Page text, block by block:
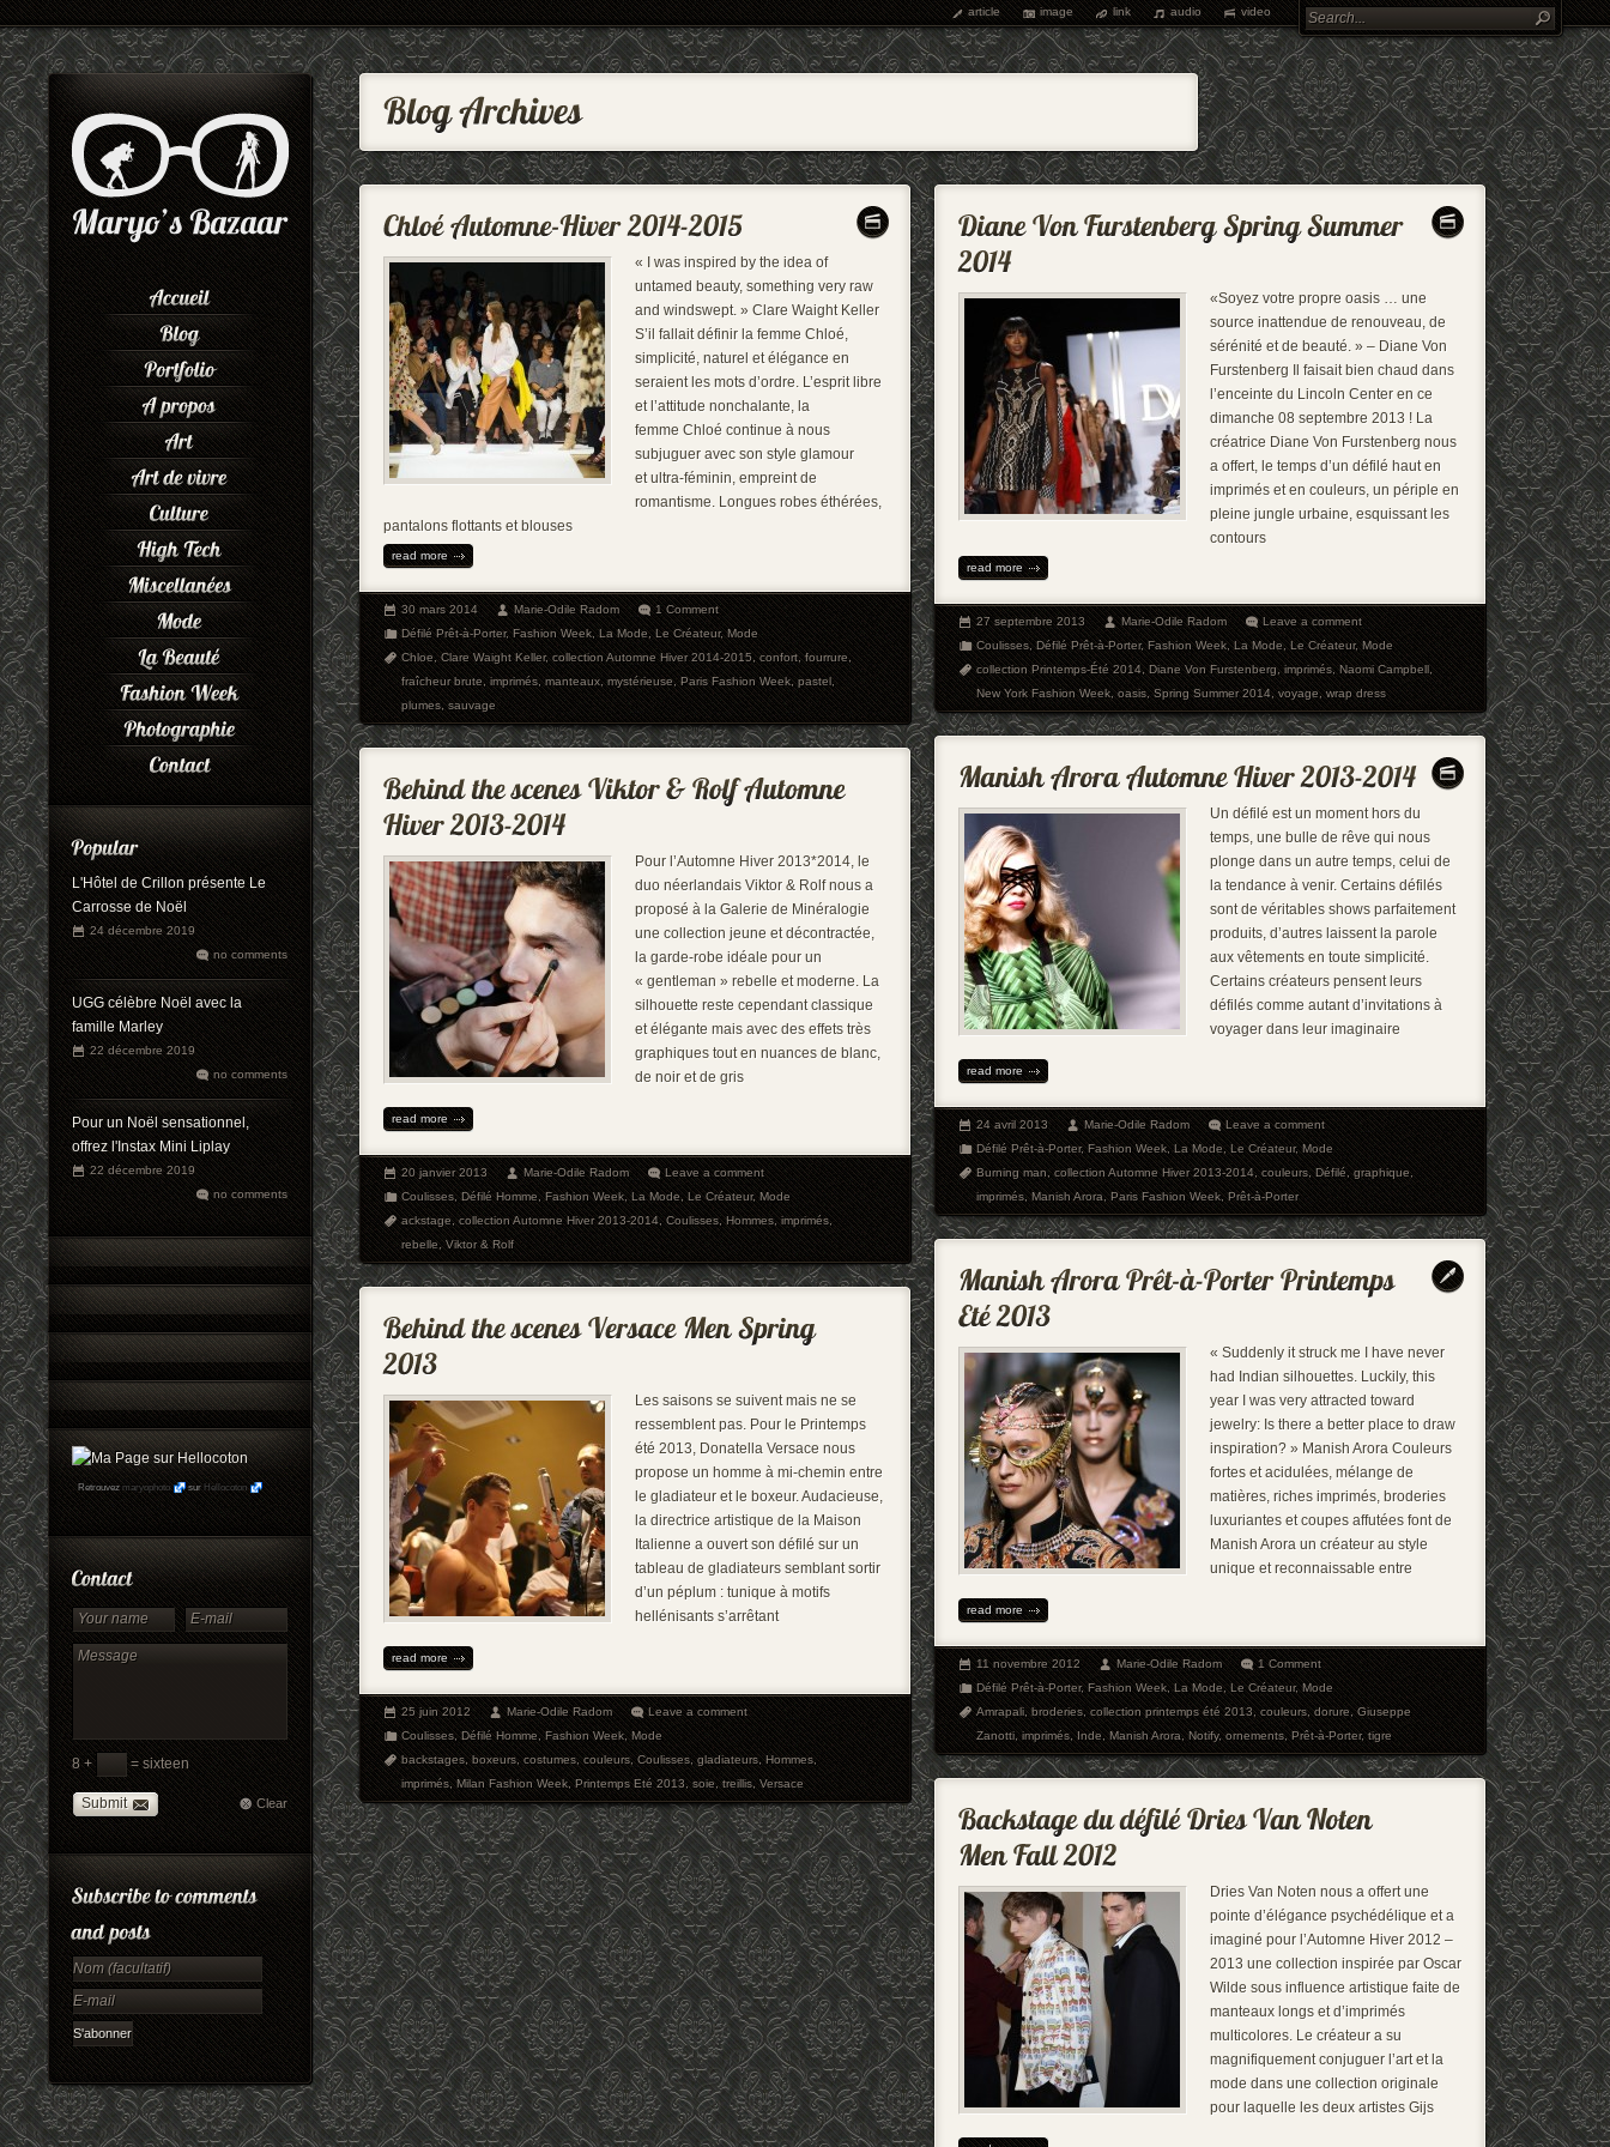
article image link audio video
L'Hôtel de Crillon présente Le
Carrosse de Noël
24 décembre 2019
no comments
UGG célèbre Noël avec la
famille Marley
22 décembre 2019
no comments
Pour un Noël sensationnel,
offrez l'Instax Mini Liplay
22 décembre 2019
no comments
Retrouvez maryophoto sur Hellocoton
8 + = sixteen
Submit Clear
« I was inspired by the idea of
untamed beauty, something very raw
and windswept. » Clare Waight Keller
S’il fallait définir la femme Chloé,
simplicité, naturel et élégance en
seraient les mots d’ordre. L’esprit libre
et l’attitude nonchalante, la
femme Chloé continue à nous
subjuguer avec son style glamour
et ultra-féminin, empreint de
romantisme. Longues robes éthérées,
pantalons flottants et blouses
read more
30 mars 2014 Marie-Odile Radom
1 Comment
Défilé Prêt-à-Porter,Fashion Week,La Mode,Le Créateur,Mode
Chloe,Clare Waight Keller,collection Automne Hiver 2014-2015,confort,fourrure,
fraîcheur brute,imprimés,manteaux,mystérieuse,Paris Fashion Week,pastel,
plumes,sauvage
«Soyez votre propre oasis … une
source inattendue de renouveau, de
sérénité et de beauté. » – Diane Von
Furstenberg Il faisait bien chaud dans
l’enceinte du Lincoln Center en ce
dimanche 08 septembre 2013 ! La
créatrice Diane Von Furstenberg nous
a offert, le temps d’un défilé haut en
imprimés et en couleurs, un périple en
pleine jungle urbaine, esquissant les
contours
read more
27 septembre 2013 Marie-Odile Radom
Leave a comment
Coulisses,Défilé Prêt-à-Porter,Fashion Week,La Mode,Le Créateur,Mode
collection Printemps-Été 2014,Diane Von Furstenberg,imprimés,Naomi Campbell,
New York Fashion Week,oasis,Spring Summer 2014,voyage,wrap dress
Un défilé est un moment hors du
temps, une bulle de rêve qui nous
plonge dans un autre temps, celui de
la tendance à venir. Certains défilés
sont de véritables shows parfaitement
produits, d’autres laissent la parole
aux vêtements en toute simplicité.
Certains créateurs pensent leurs
défilés comme autant d’invitations à
voyager dans leur imaginaire
read more
24 avril 2013 Marie-Odile Radom
Leave a comment
Défilé Prêt-à-Porter,Fashion Week,La Mode,Le Créateur,Mode
Burning man,collection Automne Hiver 2013-2014,couleurs,Défilé,graphique,
imprimés,Manish Arora,Paris Fashion Week,Prêt-à-Porter
Pour l’Automne Hiver 2013*2014, le
duo néerlandais Viktor & Rolf nous a
proposé à la Galerie de Minéralogie
une collection jeune et décontractée,
la garde-robe idéale pour un
« gentleman » rebelle et moderne. La
silhouette reste cependant classique
et élégante mais avec des effets très
graphiques tout en nuances de blanc,
de noir et de gris
read more
20 janvier 2013 Marie-Odile Radom
Leave a comment
Coulisses,Défilé Homme,Fashion Week,La Mode,Le Créateur,Mode
ackstage,collection Automne Hiver 2013-2014,Coulisses,Hommes,imprimés,
rebelle,Viktor & Rolf
« Suddenly it struck me I have never
had Indian silhouettes. Luckily, this
year I was very attracted toward
jewelry: Is there a better place to draw
inspiration? » Manish Arora Couleurs
fortes et acidulées, mélange de
matières, riches imprimés, broderies
luxuriantes et coupes affutées font de
Manish Arora un créateur au style
unique et reconnaissable entre
read more
11 novembre 2012 Marie-Odile Radom
1 Comment
Défilé Prêt-à-Porter,Fashion Week,La Mode,Le Créateur,Mode
Amrapali,broderies,collection printemps été 2013,couleurs,dorure,Giuseppe
Zanotti,imprimés,Inde,Manish Arora,Notify,ornements,Prêt-à-Porter,tigre
Les saisons se suivent mais ne se
ressemblent pas. Pour le Printemps
été 2013, Donatella Versace nous
propose un homme à mi-chemin entre
le gladiateur et le boxeur. Audacieuse,
la directrice artistique de la Maison
Italienne a ouvert son défilé sur un
tableau de gladiateurs semblant sortir
d’un péplum : tunique à motifs
hellénisants s’arrêtant
read more
25 juin 2012 Marie-Odile Radom
Leave a comment
Coulisses,Défilé Homme,Fashion Week,Mode
backstages,boxeurs,costumes,couleurs,Coulisses,gladiateurs,Hommes,
imprimés,Milan Fashion Week,Printemps Eté 2013,soie,treillis,Versace
Dries Van Noten nous a offert une
pointe d’élégance psychédélique et a
imaginé pour l’Automne Hiver 2012 –
2013 une collection inspirée par Oscar
Wilde sous influence artistique faite de
manteaux longs et d’imprimés
multicolores. Le créateur a su
magnifiquement conjuguer l’art et la
mode dans une collection originale
pour laquelle les deux artistes Gijs